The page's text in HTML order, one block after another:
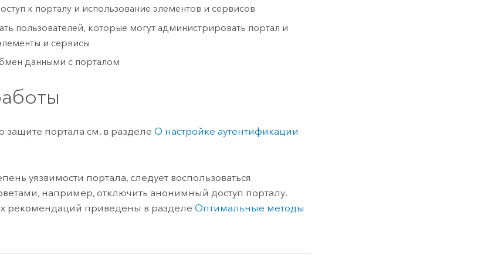
к порталу и использование элементов и сервисов
пользователей, которые могут администрировать портал и
и сервисы
данными с порталом
защите портала см. в разделеО настройке аутентификации
уязвимости портала, следует воспользоваться
например, отключить анонимный доступ порталу.
рекомендаций приведены в разделеОптимальные методы